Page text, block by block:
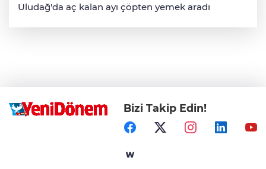
Uludağ'da aç kalan ayı çöpten yemek aradı
Bizi Takip Edin!